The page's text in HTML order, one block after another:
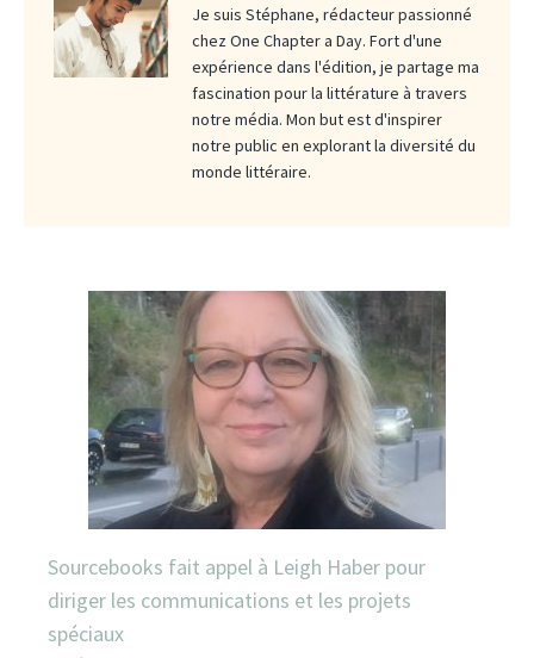
Je suis Stéphane, rédacteur passionné
chez One Chapter a Day. Fort d'une
expérience dans l'édition, je partage ma
fascination pour la littérature à travers
notre média. Mon but est d'inspirer
notre public en explorant la diversité du
monde littéraire.
Sourcebooks fait appel à Leigh Haber pour
diriger les communications et les projets
spéciaux